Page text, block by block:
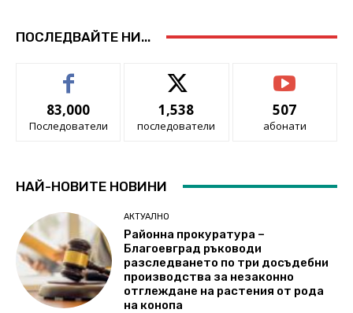
ПОСЛЕДВАЙТЕ НИ...
83,000
Последователи
1,538
последователи
507
абонати
НАЙ-НОВИТЕ НОВИНИ
АКТУАЛНО
Районна прокуратура –
Благоевград ръководи
разследването по три досъдебни
производства за незаконно
отглеждане на растения от рода
на конопа